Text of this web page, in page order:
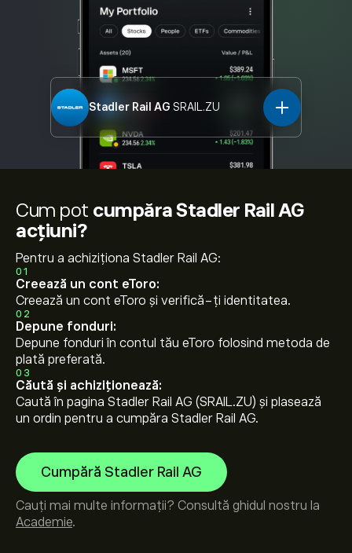
Stadler Rail AG SRAIL.ZU
Cum pot cumpăra Stadler Rail AG
acțiuni?
Pentru a achiziționa Stadler Rail AG:
01
Creează un cont eToro:
Creează un cont eToro și verifică-ți identitatea.
02
Depune fonduri:
Depune fonduri în contul tău eToro folosind metoda de
plată preferată.
03
Căută și achiziționează:
Caută în pagina Stadler Rail AG (SRAIL.ZU) și plasează
un ordin pentru a cumpăra Stadler Rail AG.
Cumpără Stadler Rail AG
Cauți mai multe informații? Consultă ghidul nostru la
Academie.